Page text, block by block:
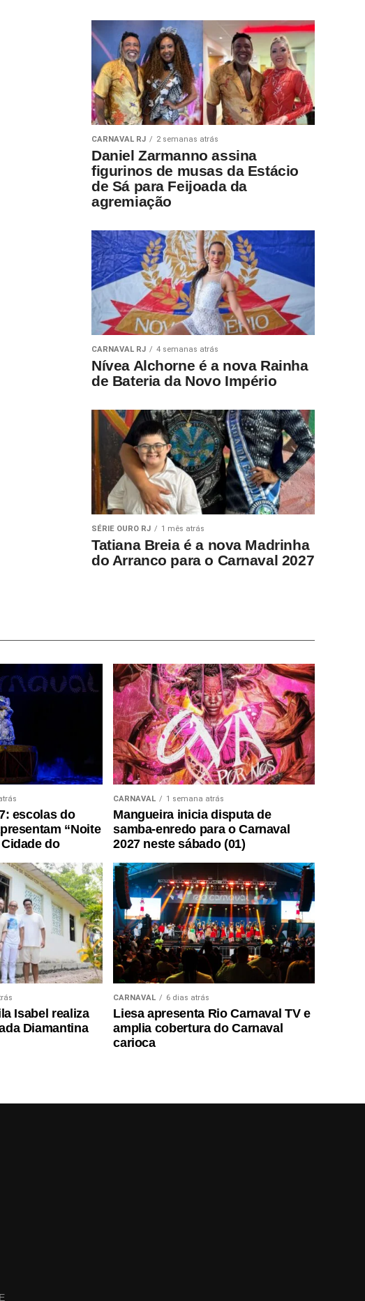
CARNAVAL RJ 2 semanas atrás
Daniel Zarmanno assina
figurinos de musas da Estácio
de Sá para Feijoada da
agremiação
CARNAVAL RJ 4 semanas atrás
Nívea Alchorne é a nova Rainha
de Bateria da Novo Império
SÉRIE OURO RJ 1 mês atrás
Tatiana Breia é a nova Madrinha
do Arranco para o Carnaval 2027
escolas do
“Noite
do
CARNAVAL 1 semana atrás
Mangueira inicia disputa de
samba-enredo para o Carnaval
2027 neste sábado (01)
Isabel realiza
Diamantina
CARNAVAL 6 dias atrás
Liesa apresenta Rio Carnaval TV e
amplia cobertura do Carnaval
carioca